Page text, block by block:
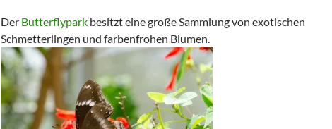
Der Butterflypark besitzt eine große Sammlung von exotischen
Schmetterlingen und farbenfrohen Blumen.